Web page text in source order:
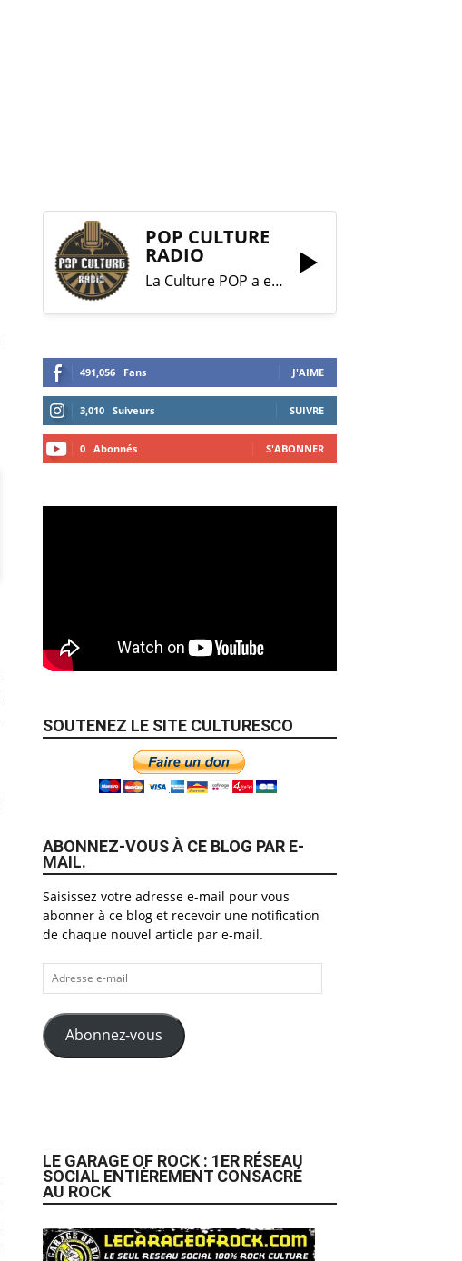
POP CULTURE
RADIO
La Culture POP a enfin trouvé sa RADIO !
491,056 Fans J'AIME
3,010 Suiveurs SUIVRE
0 Abonnés S'ABONNER
SOUTENEZ LE SITE CULTURESCO
ABONNEZ-VOUS À CE BLOG PAR E-
MAIL.
Saisissez votre adresse e-mail pour vous
abonner à ce blog et recevoir une notification
de chaque nouvel article par e-mail.
Adresse
e-
mail
Abonnez-vous
LE GARAGE OF ROCK : 1ER RÉSEAU
SOCIAL ENTIÈREMENT CONSACRÉ
AU ROCK